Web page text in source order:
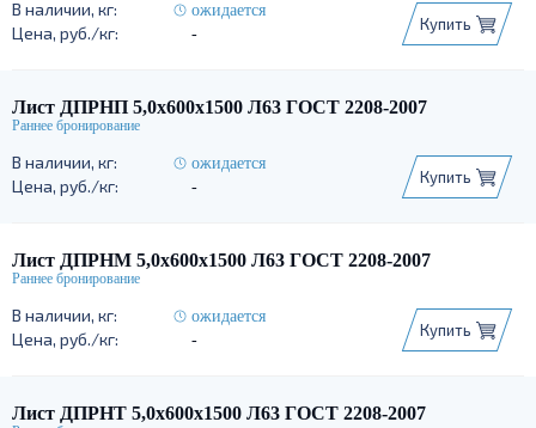
ожидается
-
Купить
Лист ДПРНП 5,0х600х1500 Л63 ГОСТ 2208-2007
ожидается
-
Купить
Лист ДПРНМ 5,0х600х1500 Л63 ГОСТ 2208-2007
ожидается
-
Купить
Лист ДПРНТ 5,0х600х1500 Л63 ГОСТ 2208-2007